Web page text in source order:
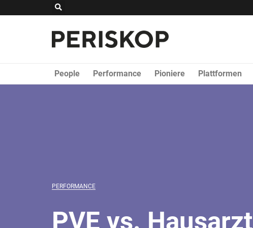
Suche
People Performance Pioniere Plattformen
PERFORMANCE
PVE vs. Hausarzt